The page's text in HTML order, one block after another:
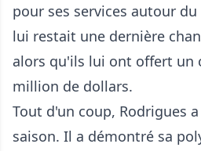
pour ses services autour
lui restait une dernière
alors qu'ils lui ont offert un
million de dollars.
Tout d'un coup, Rodrigues
saison. Il a démontré sa